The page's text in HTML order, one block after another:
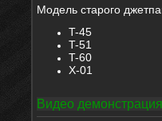
Модель старого
T-45
T-51
T-60
X-01
Видео